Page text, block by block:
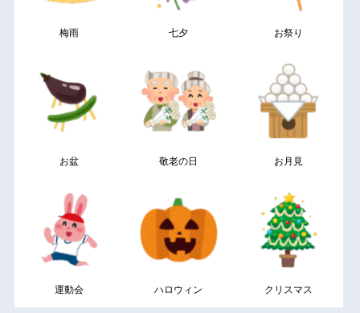
梅雨 七夕 お祭り
お盆 敬老の日 お月見
運動会 ハロウィン クリスマス